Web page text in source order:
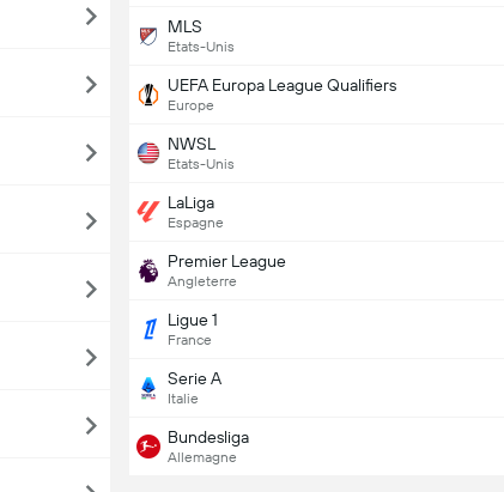
MLS
Etats-Unis
UEFA Europa League Qualifiers
Europe
NWSL
Etats-Unis
LaLiga
Espagne
Premier League
Angleterre
Ligue 1
France
Serie A
Italie
Bundesliga
Allemagne